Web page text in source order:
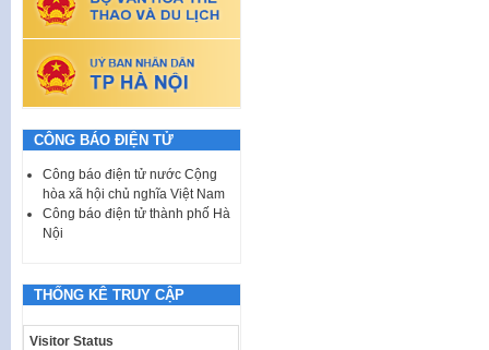
CÔNG BÁO ĐIỆN TỬ
Công báo điện tử nước Cộng
hòa xã hội chủ nghĩa Việt Nam
Công báo điện tử thành phố Hà
Nội
THỐNG KÊ TRUY CẬP
Visitor Status